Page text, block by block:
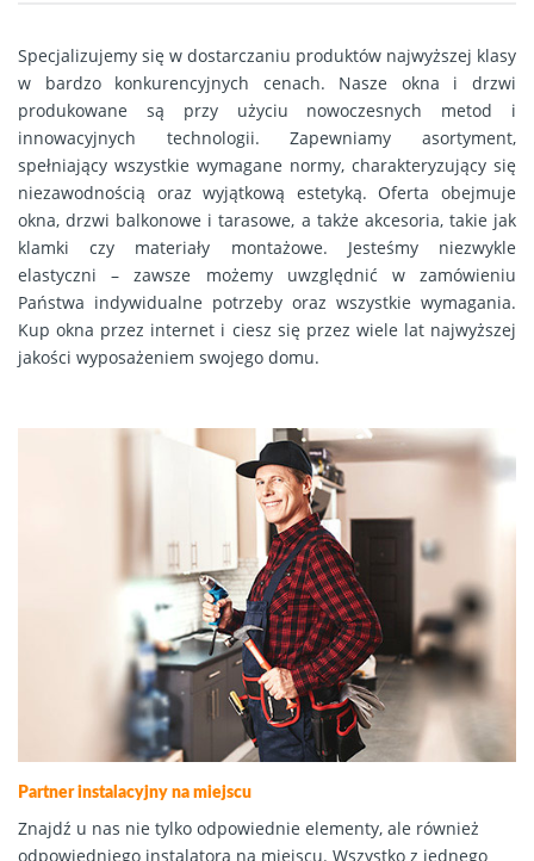
Specjalizujemy się w dostarczaniu produktów najwyższej klasy
w bardzo konkurencyjnych cenach. Nasze okna i drzwi
produkowane są przy użyciu nowoczesnych metod i
innowacyjnych technologii. Zapewniamy asortyment,
spełniający wszystkie wymagane normy, charakteryzujący się
niezawodnością oraz wyjątkową estetyką. Oferta obejmuje
okna, drzwi balkonowe i tarasowe, a także akcesoria, takie jak
klamki czy materiały montażowe. Jesteśmy niezwykle
elastyczni – zawsze możemy uwzględnić w zamówieniu
Państwa indywidualne potrzeby oraz wszystkie wymagania.
Kup okna przez internet i ciesz się przez wiele lat najwyższej
jakości wyposażeniem swojego domu.
Partner instalacyjny na miejscu
Znajdź u nas nie tylko odpowiednie elementy, ale również
odpowiedniego instalatora na miejscu. Wszystko z jednego